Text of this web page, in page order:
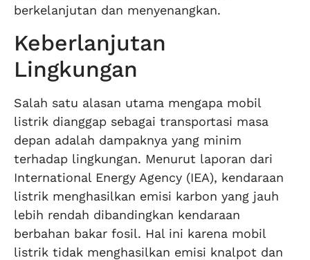
berkelanjutan dan menyenangkan.
Keberlanjutan
Lingkungan
Salah satu alasan utama mengapa mobil
listrik dianggap sebagai transportasi masa
depan adalah dampaknya yang minim
terhadap lingkungan. Menurut laporan dari
International Energy Agency (IEA), kendaraan
listrik menghasilkan emisi karbon yang jauh
lebih rendah dibandingkan kendaraan
berbahan bakar fosil. Hal ini karena mobil
listrik tidak menghasilkan emisi knalpot dan